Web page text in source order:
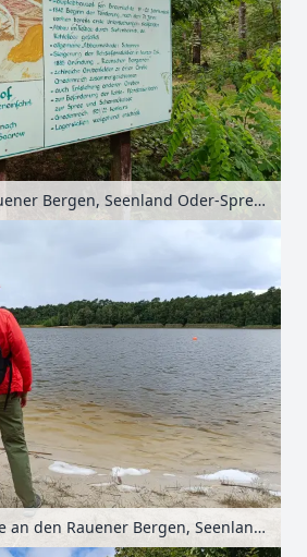
Infotafel in den Rauener Bergen, Seenland Oder-Spree, Brandenburg, Deutschland
Großer Kolpiner See an den Rauener Bergen, Seenland Oder-Spree, Brandenburg, Deutschland